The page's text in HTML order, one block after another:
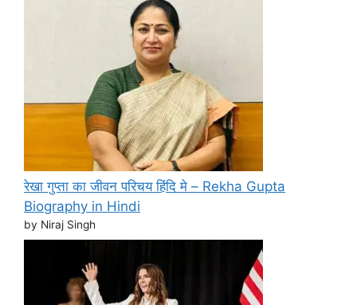
रेखा गुप्ता का जीवन परिचय हिंदि मे – Rekha Gupta
Biography in Hindi
by Niraj Singh